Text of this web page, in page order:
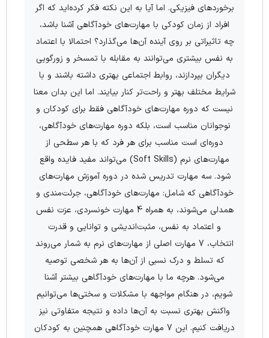
برخوردهای فیزیکی. اما آیا به این نکته فکر کرده‌اید که اگر
افراد از زمان کودکی با مهارت‌های خودآگاهی آشنا باشد،
چه تاثیراتی بر روی آینده آن‌ها می‌گذارد؟ احتمالا با اعتماد
به نفس بیشتری می‌توانند به مقابله با تمسخر و زورگویی
دیگران بپردازند، روابط اجتماعی بهتری داشته باشند و با
شرایط مختلف بهتر و راحت‌تر کنار بیایند. اما این بدان معنا
نیست که دوره مهارت‌های خودآگاهی فقط برای کودکان و
نوجوانان مناسب است، بلکه دوره مهارت‌های خودآگاهی،
دوره‌ای است مناسب برای هر فرد که با هر سطحی از
مهارت‌های نرم (Soft Skills) می‌تواند مفید فایده واقع
شود. سه مهارت تدریس شده در دوره آموزش مهارت‌های
خودآگاهی که شامل: مهارت‌های خودآگاهی، جرئت‌مندی و
همدلی می‌شوند، به همراه 4 مهارت خونسردی، عزت نفس
و اعتماد به نفس، مثبت‌اندیشی و توانایی و قدرت
انتخاب، 7 مهارت اصلی از مهارت‌های نرم به شمار می‌روند
که تسلط و درک نسبی از آن‌ها به هر شخصی توصیه
می‌شود. هرچه ما با مهارت‌های خودآگاهی بیشتر آشنا
شویم، در هنگام مواجهه با مشکلات و سختی‌ها می‌توانیم
واکنش بهتری نسبت به آن‌ها داده و نتیجه متفاوتی نیز
دریافت کنیم. این 7 مهارت خودآگاهی همچنین به کودکان